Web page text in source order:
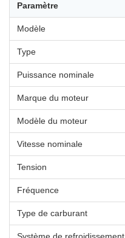
Paramètre
Modèle
Type
Puissance nominale
Marque du moteur
Modèle du moteur
Vitesse nominale
Tension
Fréquence
Type de carburant